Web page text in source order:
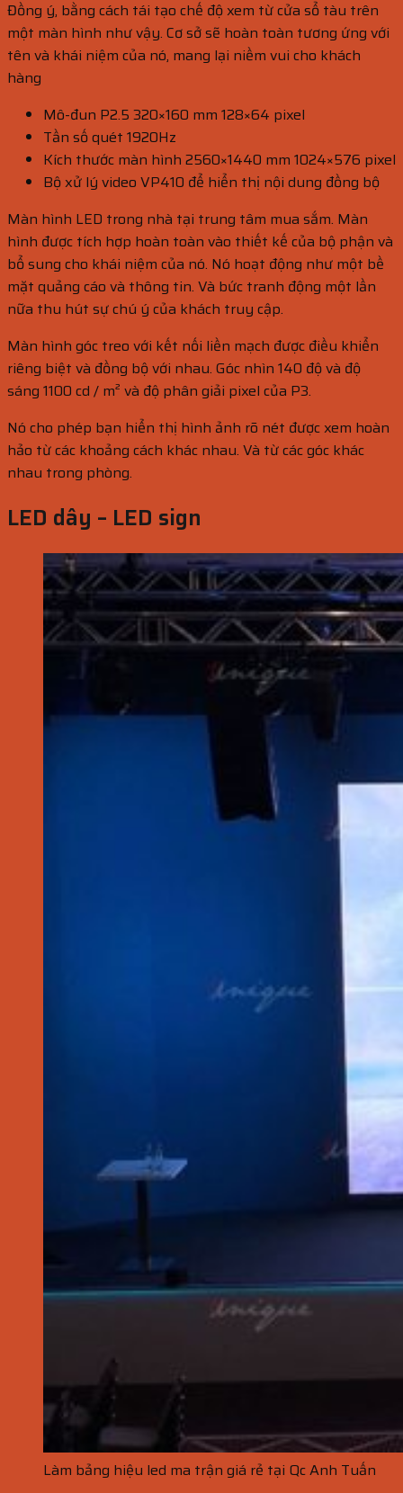
Đồng ý, bằng cách tái tạo chế độ xem từ cửa sổ tàu trên
một màn hình như vậy. Cơ sở sẽ hoàn toàn tương ứng với
tên và khái niệm của nó, mang lại niềm vui cho khách
hàng
Mô-đun P2.5 320×160 mm 128×64 pixel
Tần số quét 1920Hz
Kích thước màn hình 2560×1440 mm 1024×576 pixel
Bộ xử lý video VP410 để hiển thị nội dung đồng bộ
Màn hình LED trong nhà tại trung tâm mua sắm. Màn
hình được tích hợp hoàn toàn vào thiết kế của bộ phận và
bổ sung cho khái niệm của nó. Nó hoạt động như một bề
mặt quảng cáo và thông tin. Và bức tranh động một lần
nữa thu hút sự chú ý của khách truy cập.
Màn hình góc treo với kết nối liền mạch được điều khiển
riêng biệt và đồng bộ với nhau. Góc nhìn 140 độ và độ
sáng 1100 cd / m² và độ phân giải pixel của P3.
Nó cho phép bạn hiển thị hình ảnh rõ nét được xem hoàn
hảo từ các khoảng cách khác nhau. Và từ các góc khác
nhau trong phòng.
LED dây – LED sign
Làm bảng hiệu led ma trận giá rẻ tại Qc Anh Tuấn